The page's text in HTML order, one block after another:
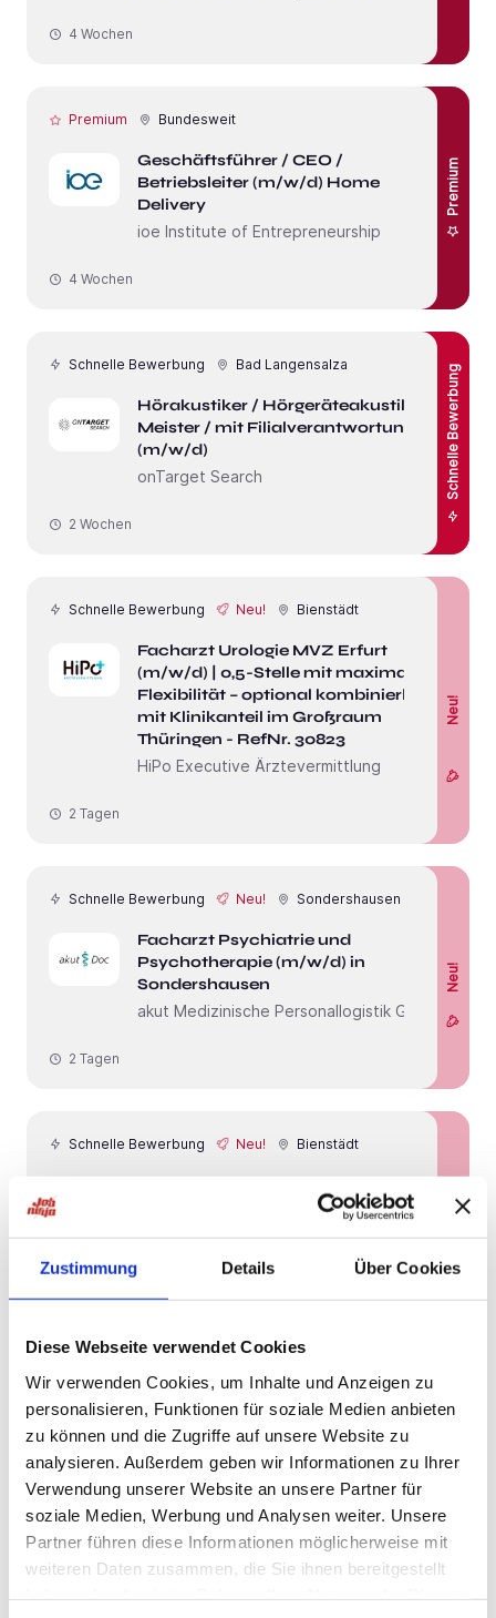
Zustimmung Details Über Cookies
Diese Webseite verwendet Cookies
Wir verwenden Cookies, um Inhalte und Anzeigen zu
personalisieren, Funktionen für soziale Medien anbieten
zu können und die Zugriffe auf unsere Website zu
analysieren. Außerdem geben wir Informationen zu Ihrer
Verwendung unserer Website an unsere Partner für
soziale Medien, Werbung und Analysen weiter. Unsere
Partner führen diese Informationen möglicherweise mit
weiteren Daten zusammen, die Sie ihnen bereitgestellt
4 Wochen
Premium Bundesweit
Geschäftsführer / CEO /
Betriebsleiter (m/w/d) Home
Delivery
ioe Institute of Entrepreneurship
Premium
4 Wochen
Schnelle Bewerbung Bad Langensalza
Hörakustiker / Hörgeräteakustiker -
Meister / mit Filialverantwortung
(m/w/d)
onTarget Search
Schnelle Bewerbung
2 Wochen
Schnelle Bewerbung Neu! Bienstädt
Facharzt Urologie MVZ Erfurt
(m/w/d) | 0,5-Stelle mit maximaler
Flexibilität – optional kombinierbar
mit Klinikanteil im Großraum
Thüringen - RefNr. 30823
HiPo Executive Ärztevermittlung
Neu!
2 Tagen
Schnelle Bewerbung Neu! Sondershausen
Facharzt Psychiatrie und
Psychotherapie (m/w/d) in
Sondershausen
akut Medizinische Personallogistik GmbH
Neu!
2 Tagen
Schnelle Bewerbung Neu! Bienstädt
(m/w/d) | Gefäßzentrum im
HiPo Executive Ärztevermittlung
Neu!
2 Tagen
Schnelle Bewerbung Neu! Bienstädt
Oberarzt Innere Medizin /
Gastroenterologie (m/w/d) im
Großraum Thüringen - RefNr. 16277
HiPo Executive Ärztevermittlung
Neu!
2 Tagen